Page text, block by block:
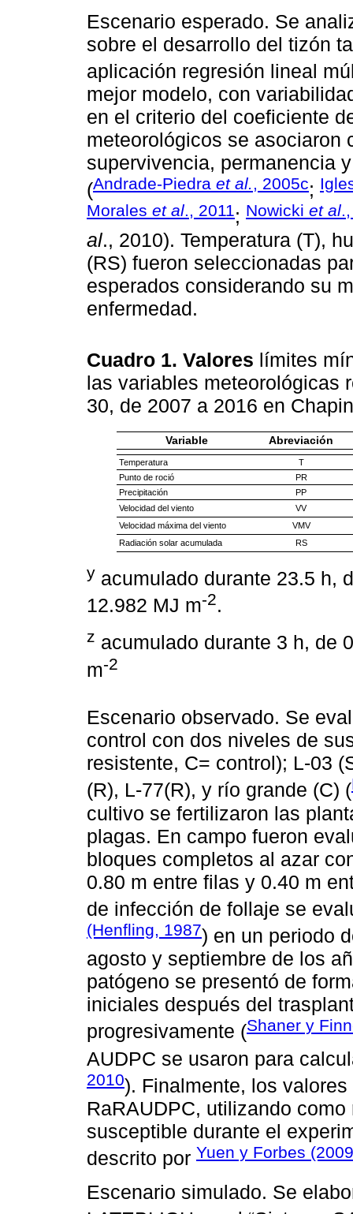
Escenario esperado. Se
sobre el desarrollo del tizón
aplicación regresión lineal
mejor modelo, con
en el criterio del coeficiente
meteorológicos se asociaron
supervivencia, permanencia
(Andrade-Piedra et al., 2005c;
Morales et al., 2011; Nowicki et al
al., 2010). Temperatura (T),
(RS) fueron seleccionadas
esperados considerando su
enfermedad.
Cuadro 1. Valores límites
las variables meteorológicas
30, de 2007 a 2016 en
Variable Abreviación
Temperatura
T
Punto de roció
PR
Precipitación
PP
Velocidad del viento
VV
Velocidad máxima del viento
VMV
Radiación solar acumulada
RS
y acumulado durante 23.5 h,
12.982 MJ m-2.
z acumulado durante 3 h, de
m-2
Escenario observado. Se
control con dos niveles de
resistente, C= control); L-03
(R), L-77(R), y río grande (C) (
cultivo se fertilizaron las
plagas. En campo fueron
bloques completos al azar
0.80 m entre filas y 0.40 m
de infección de follaje se
(Henfling, 1987) en un periodo
agosto y septiembre de los
patógeno se presentó de
iniciales después del
progresivamente (Shaner y
AUDPC se usaron para
2010). Finalmente, los
RaRAUDPC, utilizando
susceptible durante el
descrito por Yuen y Forbes (2009
Escenario simulado. Se